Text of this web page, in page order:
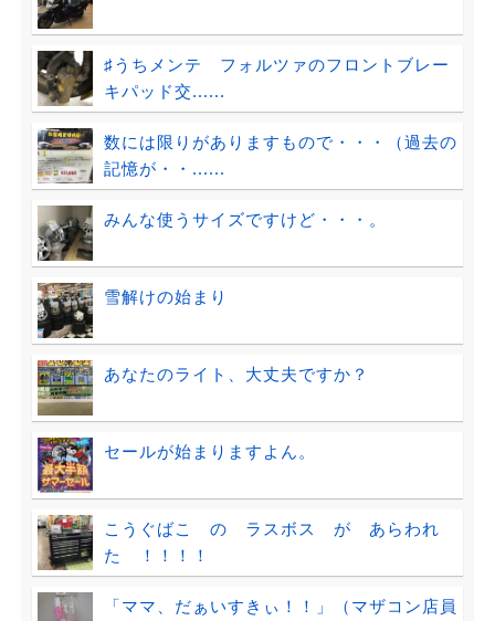
♯うちメンテ フォルツァのフロントブレー
キパッド交......
数には限りがありますもので・・・（過去の
記憶が・・......
みんな使うサイズですけど・・・。
雪解けの始まり
あなたのライト、大丈夫ですか？
セールが始まりますよん。
こうぐばこ の ラスボス が あらわれ
た ！！！！
「ママ、だぁいすきぃ！！」（マザコン店員